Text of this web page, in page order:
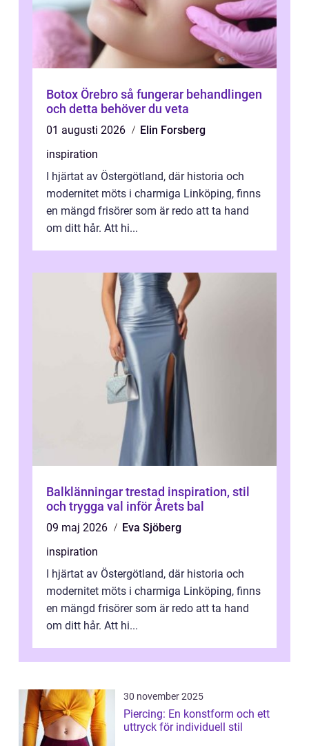
Botox Örebro så fungerar behandlingen
och detta behöver du veta
01 augusti 2026
Elin Forsberg
inspiration
I hjärtat av Östergötland, där historia och
modernitet möts i charmiga Linköping, finns
en mängd frisörer som är redo att ta hand
om ditt hår. Att hi...
Balklänningar trestad inspiration, stil
och trygga val inför Årets bal
09 maj 2026
Eva Sjöberg
inspiration
I hjärtat av Östergötland, där historia och
modernitet möts i charmiga Linköping, finns
en mängd frisörer som är redo att ta hand
om ditt hår. Att hi...
30 november 2025
Piercing: En konstform och ett
uttryck för individuell stil